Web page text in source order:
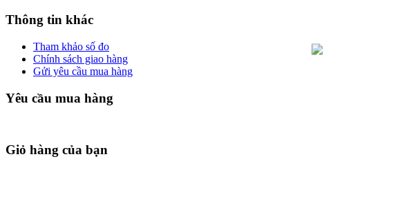
Thông tin khác
Tham khảo số đo
Chính sách giao hàng
Gửi yêu cầu mua hàng
Yêu cầu mua hàng
Giỏ hàng của bạn